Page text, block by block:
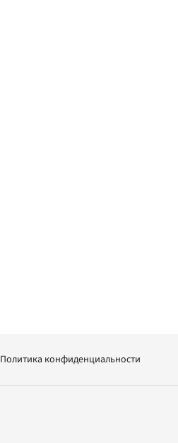
Политика конфиденциальности